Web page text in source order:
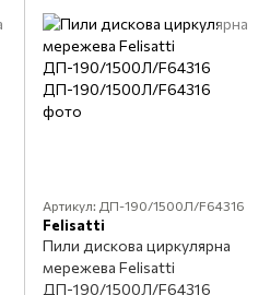
Артикул: ДП-190/1500Л/F64316
Felisatti
Пили дискова циркулярна
мережева Felisatti
ДП-190/1500Л/F64316